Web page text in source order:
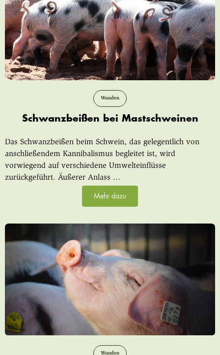
Wunden
Schwanzbeißen bei Mastschweinen
Das Schwanzbeißen beim Schwein, das gelegentlich von
anschließendem Kannibalismus begleitet ist, wird
vorwiegend auf verschiedene Umwelteinflüsse
zurückgeführt. Äußerer Anlass ...
Mehr dazu
Wunden